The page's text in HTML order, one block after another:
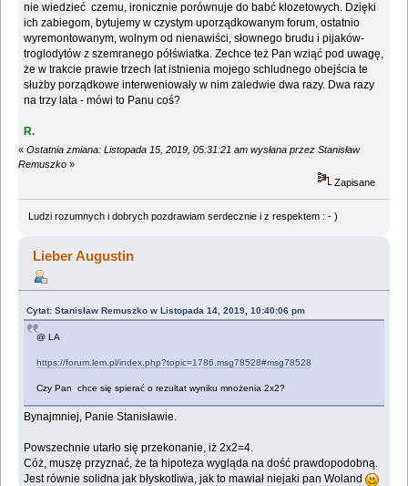
nie wiedzieć czemu, ironicznie porównuje do babć klozetowych. Dzięki
ich zabiegom, bytujemy w czystym uporządkowanym forum, ostatnio
wyremontowanym, wolnym od nienawiści, słownego brudu i pijaków-
troglodytów z szemranego półświatka. Zechce też Pan wziąć pod uwagę,
że w trakcie prawie trzech lat istnienia mojego schludnego obejścia te
służby porządkowe interweniowały w nim zaledwie dwa razy. Dwa razy
na trzy lata - mówi to Panu coś?
R.
« Ostatnia zmiana: Listopada 15, 2019, 05:31:21 am wysłana przez Stanisław
Remuszko »
Zapisane
Ludzi rozumnych i dobrych pozdrawiam serdecznie i z respektem : - )
Lieber Augustin
Cytat: Stanisław Remuszko w Listopada 14, 2019, 10:40:06 pm
@ LA
https://forum.lem.pl/index.php?topic=1786.msg78528#msg78528
Czy Pan chce się spierać o rezultat wyniku mnożenia 2x2?
Bynajmniej, Panie Stanisławie.
Powszechnie utarło się przekonanie, iż 2x2=4.
Cóż, muszę przyznać, że ta hipoteza wygląda na dość prawdopodobną.
Jest równie solidna jak błyskotliwa, jak to mawiał niejaki pan Woland